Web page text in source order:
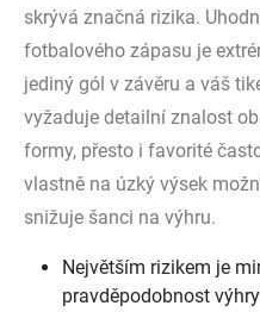
skrývá značná rizika.
fotbalového zápasu je
jediný gól v závěru a váš
vyžaduje detailní znalost
formy, přesto i favorité
vlastně na úzký výsek
snižuje šanci na výhru.
Největším rizikem je
pravděpodobnost